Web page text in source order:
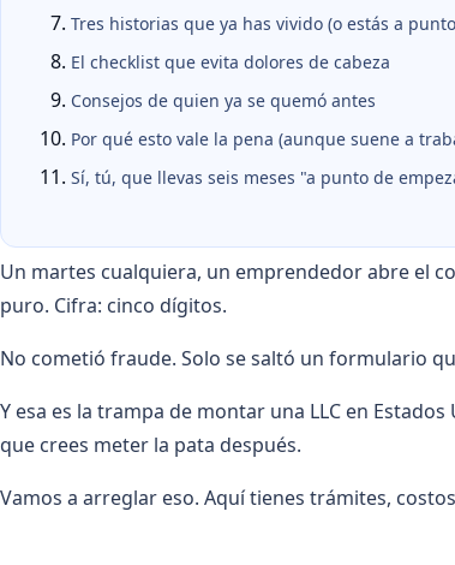
Tres historias que ya has vivido (o estás a
El checklist que evita dolores de cabeza
Consejos de quien ya se quemó antes
Por qué esto vale la pena (aunque suene a
Sí, tú, que llevas seis meses "a punto de
Un martes cualquiera, un emprendedor abre el
puro. Cifra: cinco dígitos.
No cometió fraude. Solo se saltó un formulario
Y esa es la trampa de montar una LLC en
que crees meter la pata después.
Vamos a arreglar eso. Aquí tienes trámites,